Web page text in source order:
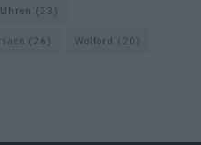
Uhren (33)
(26) Wolford (20)